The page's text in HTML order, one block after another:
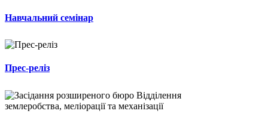
Навчальний семінар
Прес-реліз